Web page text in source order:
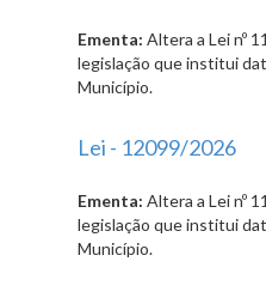
Ementa: Altera a Lei nº
legislação que institui
Município.
Lei - 12099/2026
Ementa: Altera a Lei nº
legislação que institui
Município.